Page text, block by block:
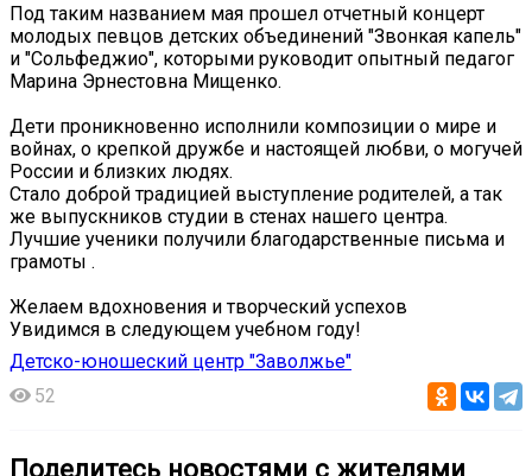
Под таким названием мая прошел отчетный концерт
молодых певцов детских объединений "Звонкая капель"
и "Сольфеджио", которыми руководит опытный педагог
Марина Эрнестовна Мищенко.
Дети проникновенно исполнили композиции о мире и
войнах, о крепкой дружбе и настоящей любви, о могучей
России и близких людях.
Стало доброй традицией выступление родителей, а так
же выпускников студии в стенах нашего центра.
Лучшие ученики получили благодарственные письма и
грамоты .
Желаем вдохновения и творческий успехов
Увидимся в следующем учебном году! ️
Детско-юношеский центр "Заволжье"
52
Поделитесь новостями с жителями